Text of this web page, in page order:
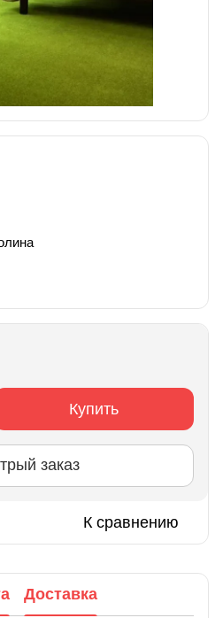
Купить
заказ
К сравнению
Доставка